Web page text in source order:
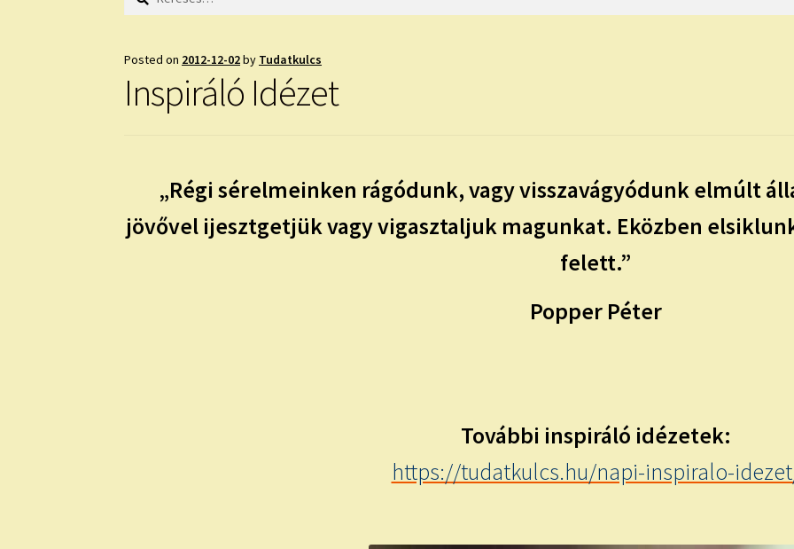
Posted on 2012-12-02by Tudatkulcs
Inspiráló Idézet
„Régi sérelmeinken rágódunk, vagy visszavágyódunk elmúlt
jövővel ijesztgetjük vagy vigasztaljuk magunkat. Eközben
felett.”
Popper Péter
További inspiráló idézetek:
https://tudatkulcs.hu/napi-inspiralo-